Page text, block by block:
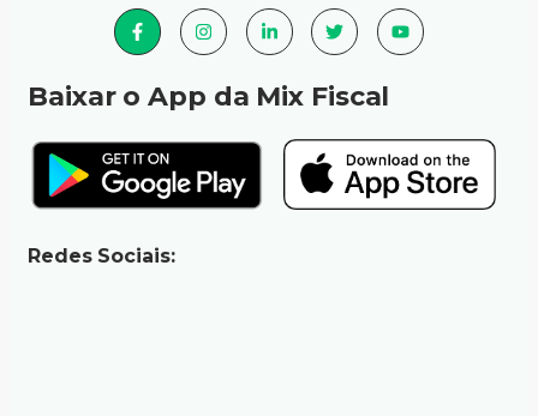
Baixar o App da Mix Fiscal
Redes Sociais: